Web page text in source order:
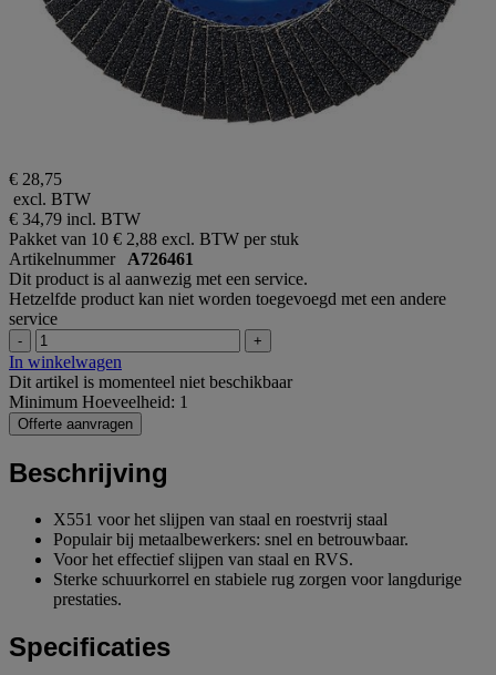
€ 28,75
excl. BTW
€ 34,79 incl. BTW
Pakket van 10 € 2,88 excl. BTW per stuk
Artikelnummer A726461
Dit product is al aanwezig met een service.
Hetzelfde product kan niet worden toegevoegd met een andere
service
- +
In winkelwagen
Dit artikel is momenteel niet beschikbaar
Minimum Hoeveelheid: 1
Offerte aanvragen
Beschrijving
X551 voor het slijpen van staal en roestvrij staal
Populair bij metaalbewerkers: snel en betrouwbaar.
Voor het effectief slijpen van staal en RVS.
Sterke schuurkorrel en stabiele rug zorgen voor langdurige
prestaties.
Specificaties